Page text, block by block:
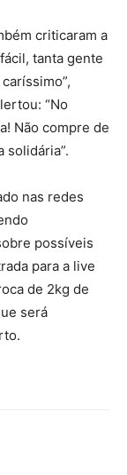
criticaram a
tanta gente
“No
Não compre de
solidária”.
nas redes
possíveis
para a live
de 2kg de
será